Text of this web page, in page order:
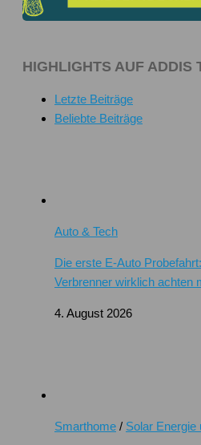
HIGHLIGHTS AUF ADDIS
Letzte Beiträge
Beliebte Beiträge
Auto & Tech
Die erste E-Auto
Verbrenner wirklich achten
4. August 2026
Smarthome / Solar